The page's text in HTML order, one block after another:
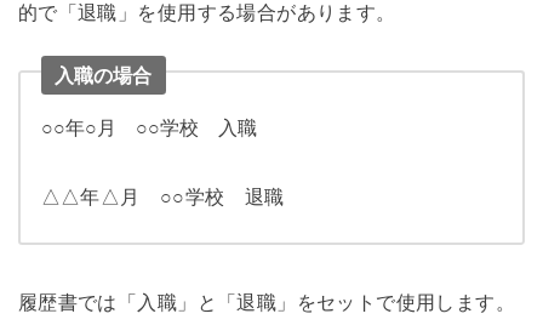
的で「退職」を使用する場合があります。
入職の場合
○○年○月 ○○学校 入職
△△年△月 ○○学校 退職
履歴書では「入職」と「退職」をセットで使用します。